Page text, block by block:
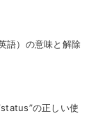
語）の意味と解除
の正しい使